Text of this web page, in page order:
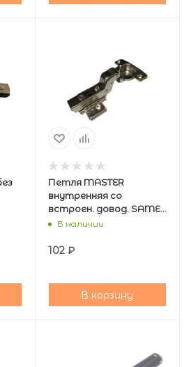
Петля MASTER
внутренняя со
встроен. довод. SAMET
(200шт)
В наличии
102₽
В корзину